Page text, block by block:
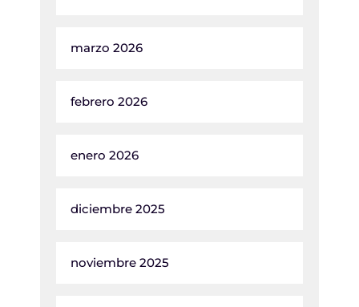
marzo 2026
febrero 2026
enero 2026
diciembre 2025
noviembre 2025